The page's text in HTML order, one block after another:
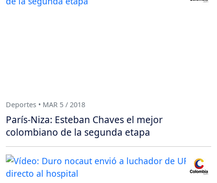
Deportes • MAR 5 / 2018
París-Niza: Esteban Chaves el mejor
colombiano de la segunda etapa